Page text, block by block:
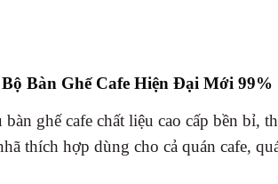
Bàn Ghế Cafe Hiện Đại Mới 99%
ghế cafe chất liệu cao cấp bền bỉ,
thích hợp dùng cho cả quán cafe,